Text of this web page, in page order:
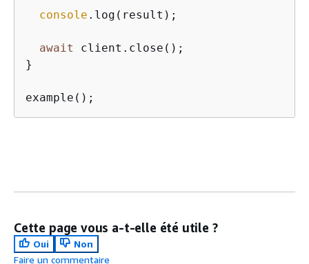
console .log(result);
await
client.close();
}
example();
Cette page vous a-t-elle été utile ?
Oui
Non
Faire un commentaire